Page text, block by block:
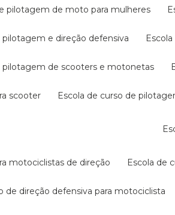
pilotagem de moto para mulheres
pilotagem e direção defensiva
pilotagem de scooters e motonetas
scooter escola de curso de
motociclistas de direção escola de
de direção defensiva para motociclista